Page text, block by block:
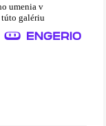
umenia v
galériu